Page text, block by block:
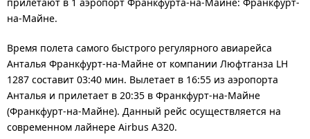
на-Майне.
Время полета самого быстрого регулярного авиарейса
Анталья Франкфурт-на-Майне от компании Люфтганза LH
1287 составит 03:40 мин. Вылетает в 16:55 из аэропорта
Анталья и прилетает в 20:35 в Франкфурт-на-Майне
(Франкфурт-на-Майне). Данный рейс осуществляется на
современном лайнере Airbus A320.